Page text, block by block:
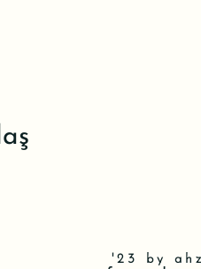
'23 by